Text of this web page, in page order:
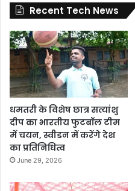
Recent Tech News
धमतरी के विशेष छात्र सत्यांशु
दीप का भारतीय फुटबॉल टीम
में चयन, स्वीडन में करेंगे देश
का प्रतिनिधित्व
June 29, 2026